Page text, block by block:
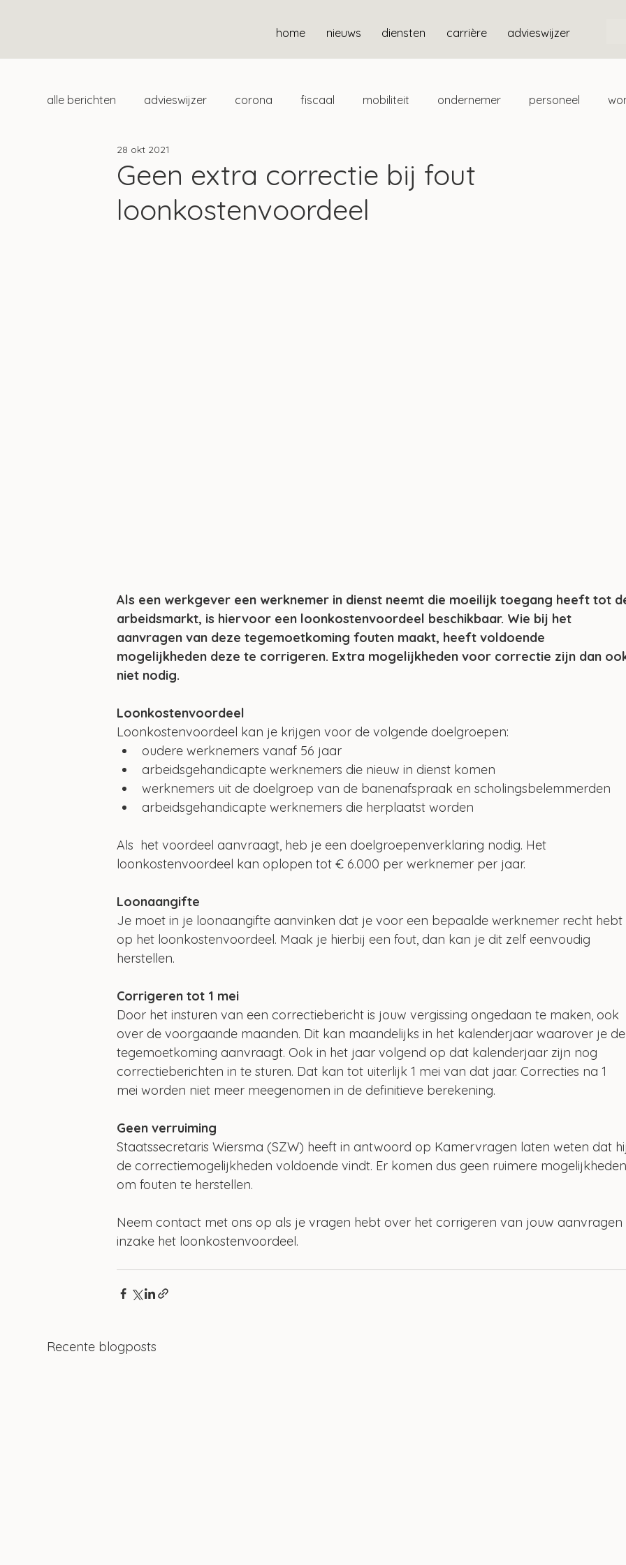
home nieuws diensten carrière advieswijzer
alle berichten advieswijzer corona fiscaal mobiliteit ondernemer personeel
duurzaam home
Geen extra correctie bij fout
loonkostenvoordeel
28 okt 2021
Als een werkgever een werknemer in dienst neemt die moeilijk toegang heeft tot
arbeidsmarkt, is hiervoor een loonkostenvoordeel beschikbaar. Wie bij het
aanvragen van deze tegemoetkoming fouten maakt, heeft voldoende
mogelijkheden deze te corrigeren. Extra mogelijkheden voor correctie zijn dan
niet nodig.
Loonkostenvoordeel
Loonkostenvoordeel kan je krijgen voor de volgende doelgroepen:
oudere werknemers vanaf 56 jaar
arbeidsgehandicapte werknemers die nieuw in dienst komen
werknemers uit de doelgroep van de banenafspraak en scholingsbelemmerden
arbeidsgehandicapte werknemers die herplaatst worden
Als  het voordeel aanvraagt, heb je een doelgroepenverklaring nodig. Het
loonkostenvoordeel kan oplopen tot € 6.000 per werknemer per jaar.
Loonaangifte
Je moet in je loonaangifte aanvinken dat je voor een bepaalde werknemer recht hebt
op het loonkostenvoordeel. Maak je hierbij een fout, dan kan je dit zelf eenvoudig
herstellen.
Corrigeren tot 1 mei
Door het insturen van een correctiebericht is jouw vergissing ongedaan te maken, ook
over de voorgaande maanden. Dit kan maandelijks in het kalenderjaar waarover je
tegemoetkoming aanvraagt. Ook in het jaar volgend op dat kalenderjaar zijn nog
correctieberichten in te sturen. Dat kan tot uiterlijk 1 mei van dat jaar. Correcties na 1
mei worden niet meer meegenomen in de definitieve berekening.
Geen verruiming
Staatssecretaris Wiersma (SZW) heeft in antwoord op Kamervragen laten weten dat
de correctiemogelijkheden voldoende vindt. Er komen dus geen ruimere
om fouten te herstellen.
Neem contact met ons op als je vragen hebt over het corrigeren van jouw aanvragen
inzake het loonkostenvoordeel.
Recente blogposts